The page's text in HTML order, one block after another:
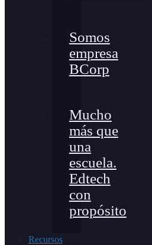
Somos
empresa
BCorp
Mucho
más que
una
escuela.
Edtech
con
propósito
Recursos